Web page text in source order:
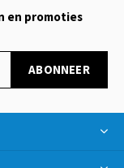
en promoties
ABONNEER